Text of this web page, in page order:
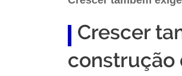
Crescer
construção